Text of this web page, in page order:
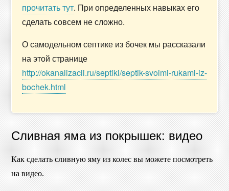
прочитать тут. При определенных навыках его
сделать совсем не сложно.
О самодельном септике из бочек мы рассказали
на этой странице
http://okanalizacii.ru/septiki/septik-svoimi-rukami-iz-
bochek.html
Сливная яма из покрышек: видео
Как сделать сливную яму из колес вы можете посмотреть
на видео.